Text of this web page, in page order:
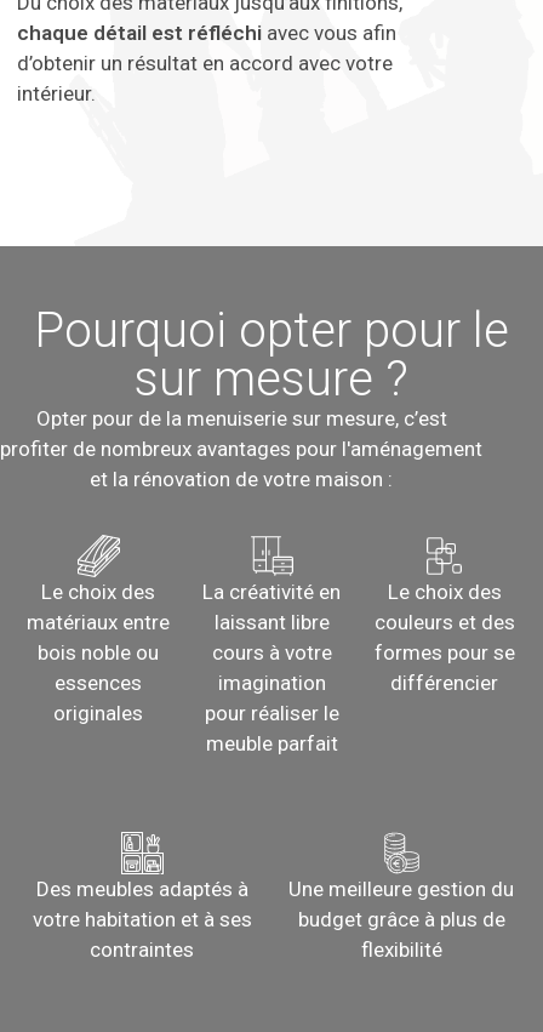
chaque détail est réfléchi avec vous afin
d’obtenir un résultat en accord avec votre
intérieur.
Pourquoi opter pour le
sur mesure ?
Opter pour de la menuiserie sur mesure, c’est
profiter de nombreux avantages pour l'aménagement
et la rénovation de votre maison :
Le choix des
matériaux entre
bois noble ou
essences
originales
La créativité en
laissant libre
cours à votre
imagination
pour réaliser le
meuble parfait
Le choix des
couleurs et des
formes pour se
différencier
Des meubles adaptés à
votre habitation et à ses
contraintes
Une meilleure gestion du
budget grâce à plus de
flexibilité